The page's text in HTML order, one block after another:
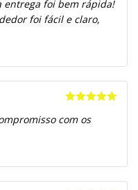
entrega foi bem rápida!
foi fácil e claro,
de 5
com os